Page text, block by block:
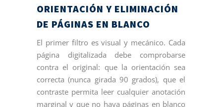
ORIENTACIÓN Y ELIMINACIÓN
DE PÁGINAS EN BLANCO
El primer filtro es visual y mecánico. Cada
página digitalizada debe comprobarse
contra el original: que la orientación sea
correcta (nunca girada 90 grados), que el
contraste permita leer cualquier anotación
marginal y que no haya páginas en blanco